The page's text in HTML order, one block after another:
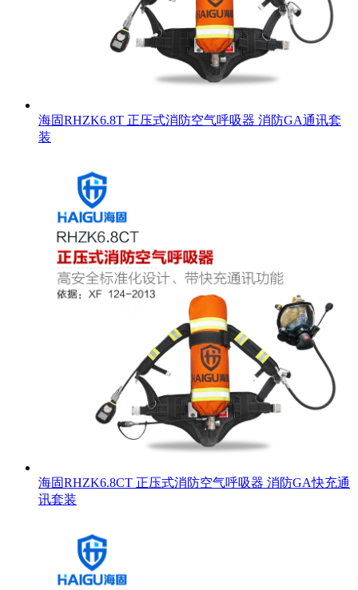
海固RHZK6.8T 正压式消防空气呼吸器 消防GA通讯套
装
海固RHZK6.8CT 正压式消防空气呼吸器 消防GA快充通
讯套装